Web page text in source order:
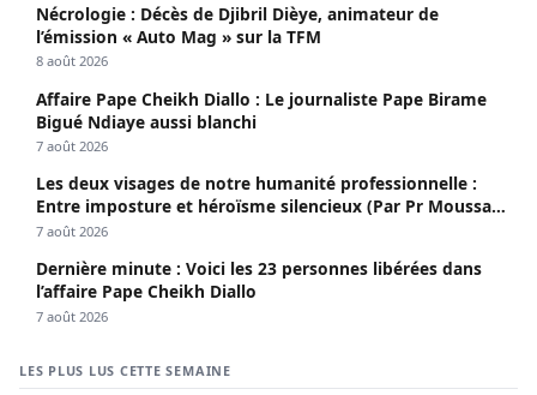
Nécrologie : Décès de Djibril Dièye, animateur de
l’émission « Auto Mag » sur la TFM
8 août 2026
Affaire Pape Cheikh Diallo : Le journaliste Pape Birame
Bigué Ndiaye aussi blanchi
7 août 2026
Les deux visages de notre humanité professionnelle :
Entre imposture et héroïsme silencieux (Par Pr Moussa
Seydi)
7 août 2026
Dernière minute : Voici les 23 personnes libérées dans
l’affaire Pape Cheikh Diallo
7 août 2026
LES PLUS LUS CETTE SEMAINE